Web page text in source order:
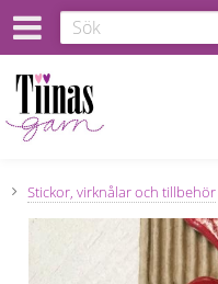
Stickor, virknålar och tillbehör